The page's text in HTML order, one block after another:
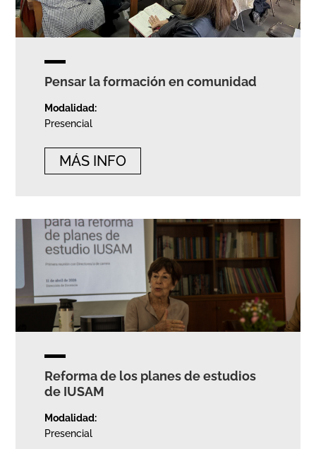
Pensar la formación en comunidad
Modalidad:
Presencial
MÁS INFO
Reforma de los planes de estudios
de IUSAM
Modalidad:
Presencial